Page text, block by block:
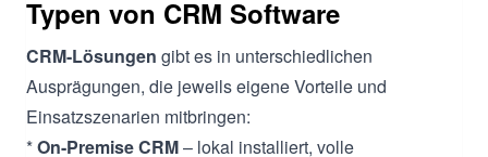
Typen von CRM Software
CRM-Lösungen gibt es in unterschiedlichen
Ausprägungen, die jeweils eigene Vorteile und
Einsatzszenarien mitbringen:
*On-Premise CRM– lokal installiert, volle